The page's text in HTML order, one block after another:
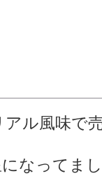
ル風味で
なってま